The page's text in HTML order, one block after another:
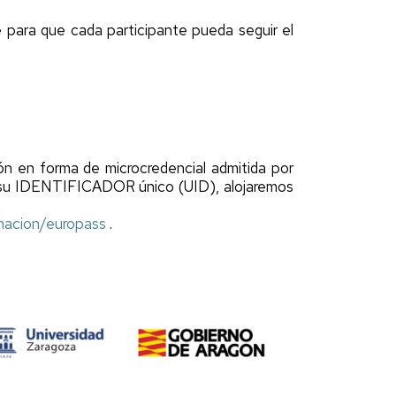
para que cada participante pueda seguir el
en forma de microcredencial admitida por
IDENTIFICADOR único (UID), alojaremos
europass .